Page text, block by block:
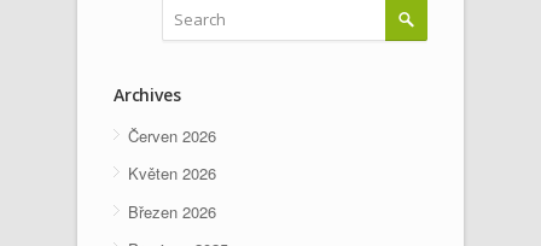
Archives
Červen 2026
Květen 2026
Březen 2026